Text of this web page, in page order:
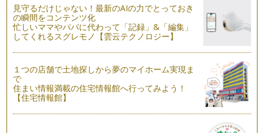
さまざまな飲み物に入っているカフェイン
コーヒー以外で入っている物として、すぐにあげられるのが
「お茶」。 お茶については、…
カフェインを抜く方法や、デカフェを作る方法は今まで書いて
来ましたが、そもそもカフェインレス…
最新のカフェインレスコーヒー情報
毎年、年に１回、アジア最大のスペシャルティコーヒーイベン
見守るだけじゃない！最新のAIの力でとっておき
の瞬間をコンテンツ化
忙しいママやパパに代わって「記録」&「編集」
してくれるスグレモノ【雲云テクノロジー】
１つの店舗で土地探しから夢のマイホーム実現ま
で
住まい情報満載の住宅情報館へ行ってみよう！
【住宅情報館】